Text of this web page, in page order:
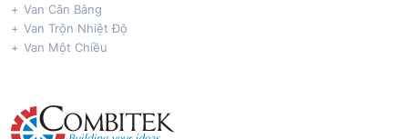
Van Cân Bằng
Van Trộn Nhiệt Độ
Van Một Chiều